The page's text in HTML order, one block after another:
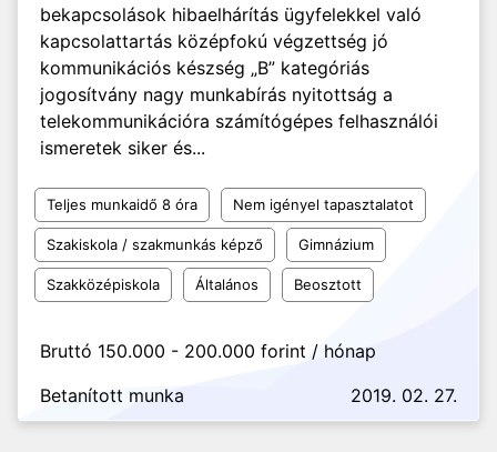
bekapcsolások hibaelhárítás ügyfelekkel való
kapcsolattartás középfokú végzettség jó
kommunikációs készség „B” kategóriás
jogosítvány nagy munkabírás nyitottság a
telekommunikációra számítógépes felhasználói
ismeretek siker és...
Teljes munkaidő 8 óra Nem igényel tapasztalatot
Szakiskola / szakmunkás képző Gimnázium
Szakközépiskola Általános Beosztott
Bruttó 150.000 - 200.000 forint / hónap
Betanított munka
2019. 02. 27.